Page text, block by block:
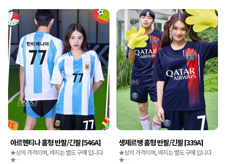
아르헨티나 홈형 반팔/긴팔 [546A]
★상의 가격이며, 바지는 별도 구매 입니다
★
생제르맹 홈형 반팔/긴팔 [339A]
★상의 가격이며, 바지는 별도 구매 입니다
★